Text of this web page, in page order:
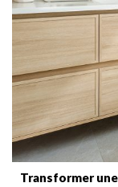
Transformer